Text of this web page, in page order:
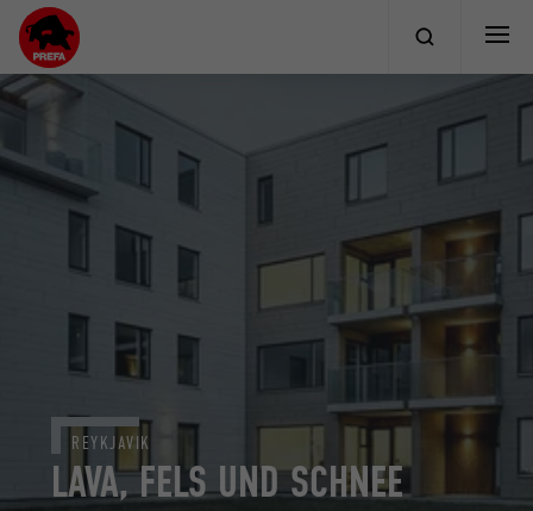
LAVA, FELS UND SCHNEE
REYKJAVIK